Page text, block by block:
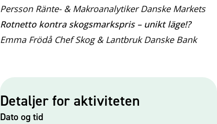
Persson Ränte- & Makroanalytiker Danske Markets
Rotnetto kontra skogsmarkspris – unikt läge!?
Emma Frödå Chef Skog & Lantbruk Danske Bank
Detaljer for aktiviteten
Dato og tid